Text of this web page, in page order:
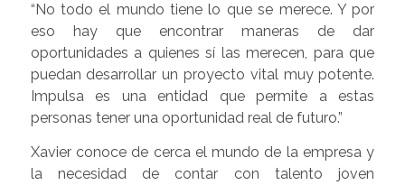
“No todo el mundo tiene lo que se merece. Y por
eso hay que encontrar maneras de dar
oportunidades a quienes sí las merecen, para que
puedan desarrollar un proyecto vital muy potente.
Impulsa es una entidad que permite a estas
personas tener una oportunidad real de futuro.”
Xavier conoce de cerca el mundo de la empresa y
la necesidad de contar con talento joven